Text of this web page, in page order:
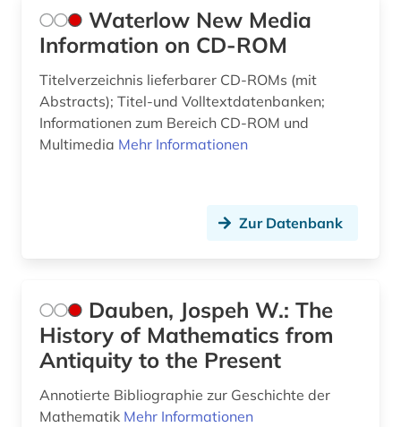
quelle (2)
rastede (1)
rechnungslegung (1)
rechnungsprüfung (1)
sande (1)
schmidt (1)
schortens (1)
schweißbarkeit (1)
Waterlow New Media
Information on CD-ROM
Titelverzeichnis lieferbarer CD-ROMs (mit
Abstracts); Titel-und Volltextdatenbanken;
Informationen zum Bereich CD-ROM und
Multimedia Mehr Informationen
Zur Datenbank
Dauben, Jospeh W.: The
History of Mathematics from
Antiquity to the Present
Annotierte Bibliographie zur Geschichte der
Mathematik Mehr Informationen